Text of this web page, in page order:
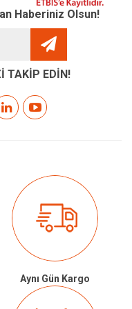
Haberiniz Olsun!
TAKİP EDİN!
Aynı Gün Kargo